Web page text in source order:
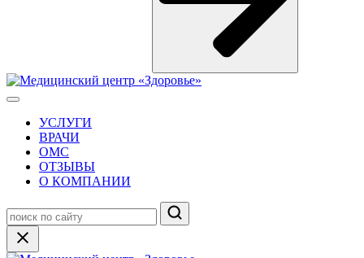
УСЛУГИ
ВРАЧИ
ОМС
ОТЗЫВЫ
О КОМПАНИИ